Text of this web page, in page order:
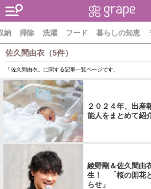
納 掃除 洗濯 フード 暮らしの知恵
佐久間由衣（5件）
「佐久間由衣」に関する記事一覧ページです。
２０２４年、出産
能人をまとめて紹
綾野剛＆佐久間由
生！ 「桜の開花
らせ」